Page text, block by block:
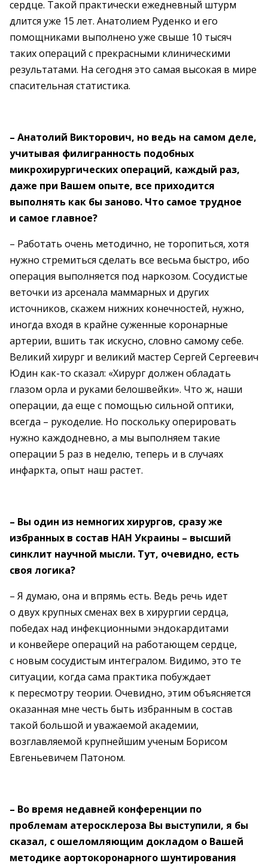
сердце. Такой практически ежедневный штурм
длится уже 15 лет. Анатолием Руденко и его
помощниками выполнено уже свыше 10 тысяч
таких операций с прекрасными клиническими
результатами. На сегодня это самая высокая в мире
спасительная статистика.
– Анатолий Викторович, но ведь на самом деле,
учитывая филигранность подобных
микрохирургических операций, каждый раз,
даже при Вашем опыте, все приходится
выполнять как бы заново. Что самое трудное
и самое главное?
– Работать очень методично, не торопиться, хотя
нужно стремиться сделать все весьма быстро, ибо
операция выполняется под наркозом. Сосудистые
веточки из арсенала маммарных и других
источников, скажем нижних конечностей, нужно,
иногда входя в крайне суженные коронарные
артерии, вшить так искусно, словно самому себе.
Великий хирург и великий мастер Сергей Сергеевич
Юдин как-то сказал: «Хирург должен обладать
глазом орла и руками белошвейки». Что ж, наши
операции, да еще с помощью сильной оптики,
всегда – рукоделие. Но поскольку оперировать
нужно каждодневно, а мы выполняем такие
операции 5 раз в неделю, теперь и в случаях
инфаркта, опыт наш растет.
– Вы один из немногих хирургов, сразу же
избранных в состав НАН Украины – высший
синклит научной мысли. Тут, очевидно, есть
своя логика?
– Я думаю, она и впрямь есть. Ведь речь идет
о двух крупных сменах вех в хирургии сердца,
победах над инфекционными эндокардитами
и конвейере операций на работающем сердце,
с новым сосудистым интегралом. Видимо, это те
ситуации, когда сама практика побуждает
к пересмотру теории. Очевидно, этим объясняется
оказанная мне честь быть избранным в состав
такой большой и уважаемой академии,
возглавляемой крупнейшим ученым Борисом
Евгеньевичем Патоном.
– Во время недавней конференции по
проблемам атеросклероза Вы выступили, я бы
сказал, с ошеломляющим докладом о Вашей
методике аортокоронарного шунтирования